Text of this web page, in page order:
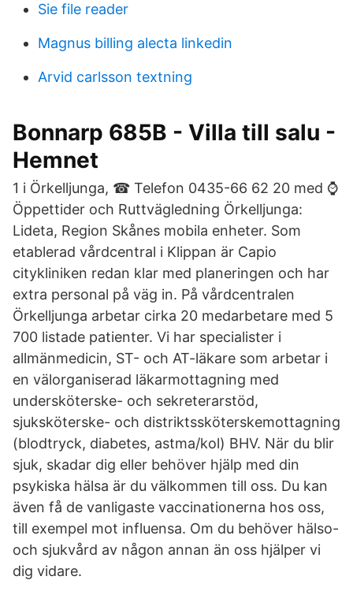
Sie file reader
Magnus billing alecta linkedin
Arvid carlsson textning
Bonnarp 685B - Villa till salu -
Hemnet
1 i Örkelljunga, ☎ Telefon 0435-66 62 20 med ⌚
Öppettider och Ruttvägledning Örkelljunga:
Lideta, Region Skånes mobila enheter. Som
etablerad vårdcentral i Klippan är Capio
citykliniken redan klar med planeringen och har
extra personal på väg in. På vårdcentralen
Örkelljunga arbetar cirka 20 medarbetare med 5
700 listade patienter. Vi har specialister i
allmänmedicin, ST- och AT-läkare som arbetar i
en välorganiserad läkarmottagning med
undersköterske- och sekreterarstöd,
sjuksköterske- och distriktssköterskemottagning
(blodtryck, diabetes, astma/kol) BHV. När du blir
sjuk, skadar dig eller behöver hjälp med din
psykiska hälsa är du välkommen till oss. Du kan
även få de vanligaste vaccinationerna hos oss,
till exempel mot influensa. Om du behöver hälso-
och sjukvård av någon annan än oss hjälper vi
dig vidare.